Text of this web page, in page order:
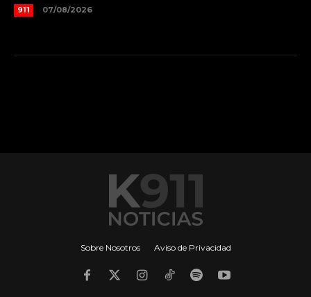
911 07/08/2026
Sobre Nosotros Aviso de Privacidad